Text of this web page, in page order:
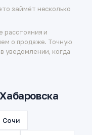
займёт несколько
расстояния и
о продаже. Точную
уведомлении, когда
Сочи